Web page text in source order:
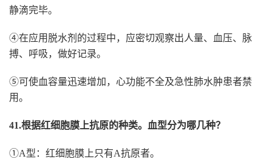
静滴完毕。
④在应用脱水剂的过程中，应密切观察出人量、血压、脉
搏、呼吸，做好记录。
⑤可使血容量迅速增加，心功能不全及急性肺水肿患者禁
用。
41.根据红细胞膜上抗原的种类。血型分为哪几种？
①A型：红细胞膜上只有A抗原者。